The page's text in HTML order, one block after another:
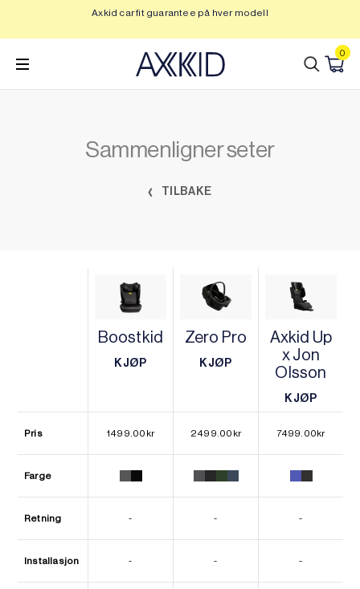
innhold
Axkid car fit guarantee på hver modell
0
Sammenligner seter
TILBAKE
Boostkid
KJØP
Zero Pro
KJØP
Axkid Up
x Jon
Olsson
KJØP
KJØP
Pris 1499.00 kr 2499.00 kr 7499.00kr
Farge
Retning - - -
Installasjon - - -